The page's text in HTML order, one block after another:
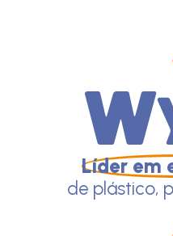
Líder em
de plástico,